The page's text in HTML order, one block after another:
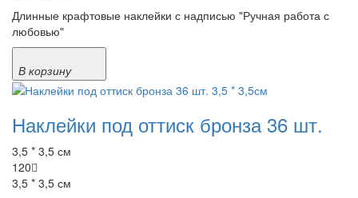
Длинные крафтовые наклейки с надписью "Ручная работа с
любовью"
В корзину
Наклейки под оттиск бронза 36 шт.
3,5 * 3,5 см
120
3,5 * 3,5 см